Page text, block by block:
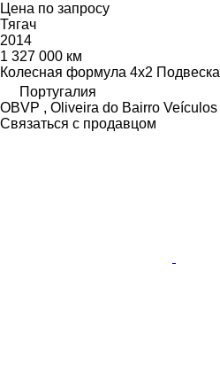
Цена по запросу
Тягач
2014
1 327 000 км
Колесная формула 4x2 Подвеска
Португалия
OBVP , Oliveira do Bairro
Связаться с продавцом